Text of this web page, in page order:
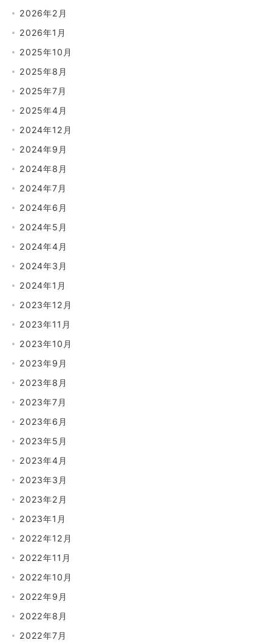
2026年2月
2026年1月
2025年10月
2025年8月
2025年7月
2025年4月
2024年12月
2024年9月
2024年8月
2024年7月
2024年6月
2024年5月
2024年4月
2024年3月
2024年1月
2023年12月
2023年11月
2023年10月
2023年9月
2023年8月
2023年7月
2023年6月
2023年5月
2023年4月
2023年3月
2023年2月
2023年1月
2022年12月
2022年11月
2022年10月
2022年9月
2022年8月
2022年7月